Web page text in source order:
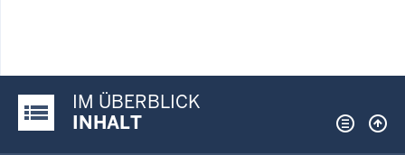
Justiz-Portal im Überblick:
IM ÜBERBLICK
INHALT